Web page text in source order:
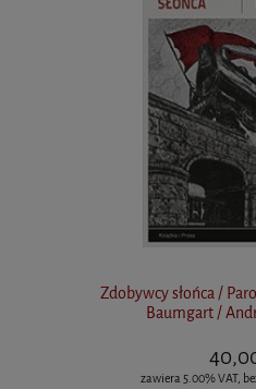
Zdobywcy słońca /
Baumgart /
zawiera 5.00% VAT,